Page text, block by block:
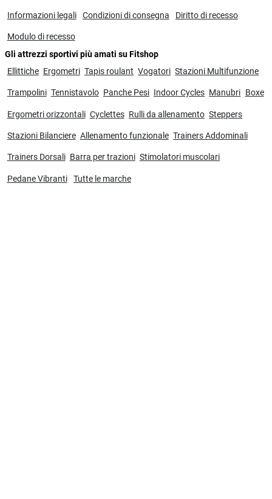
Informazioni legali Condizioni di consegna Diritto di recesso
Modulo di recesso
Gli attrezzi sportivi più amati su Fitshop
Ellittiche Ergometri Tapis roulant Vogatori Stazioni Multifunzione
Trampolini Tennistavolo Panche Pesi Indoor Cycles Manubri Boxe
Ergometri orizzontali Cyclettes Rulli da allenamento Steppers
Stazioni Bilanciere Allenamento funzionale Trainers Addominali
Trainers Dorsali Barra per trazioni Stimolatori muscolari
Pedane Vibranti Tutte le marche